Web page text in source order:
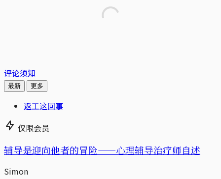
评论须知
最新 更多
返工这回事
仅限会员
辅导是迎向他者的冒险——心理辅导治疗师自述
Simon